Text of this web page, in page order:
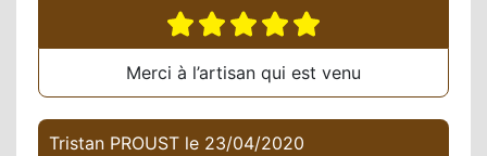
Merci à l’artisan qui est venu
Tristan PROUST le 23/04/2020